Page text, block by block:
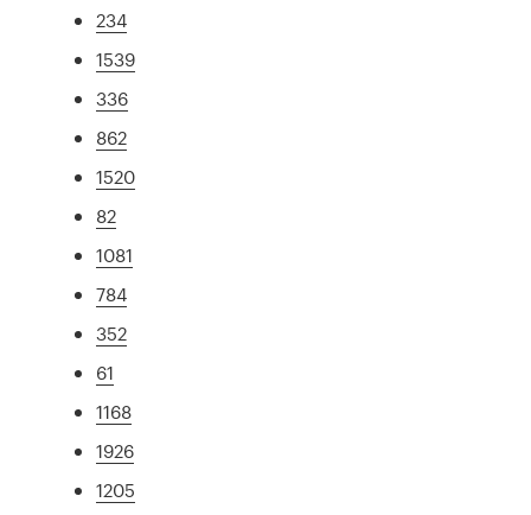
234
1539
336
862
1520
82
1081
784
352
61
1168
1926
1205